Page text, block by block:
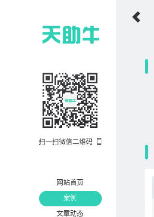
扫一扫微信二维码
网站首页
案例
文章动态